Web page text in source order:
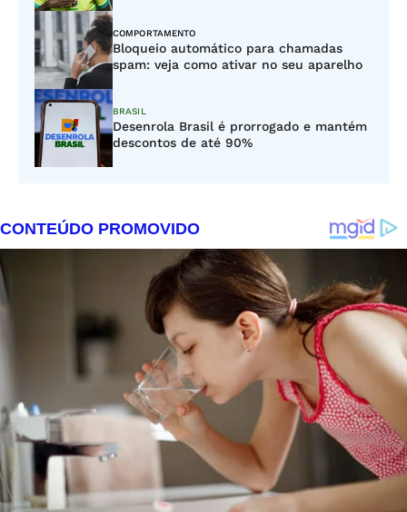
COMPORTAMENTO
Bloqueio automático para chamadas
spam: veja como ativar no seu aparelho
BRASIL
Desenrola Brasil é prorrogado e mantém
descontos de até 90%